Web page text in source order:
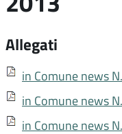
Allegati
in Comune news
in Comune news
in Comune news